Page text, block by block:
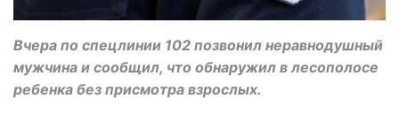
Вчера по спецлинии 102 позвонил неравнодушный
мужчина и сообщил, что обнаружил в лесополосе
ребенка без присмотра взрослых.